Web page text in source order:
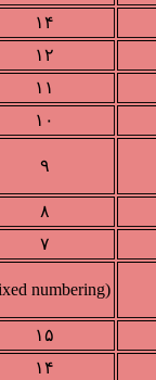
۱۴
۱۲
۱۱
۱۰
۹
۸
۷
(mixed numbering)
۱۵
۱۴